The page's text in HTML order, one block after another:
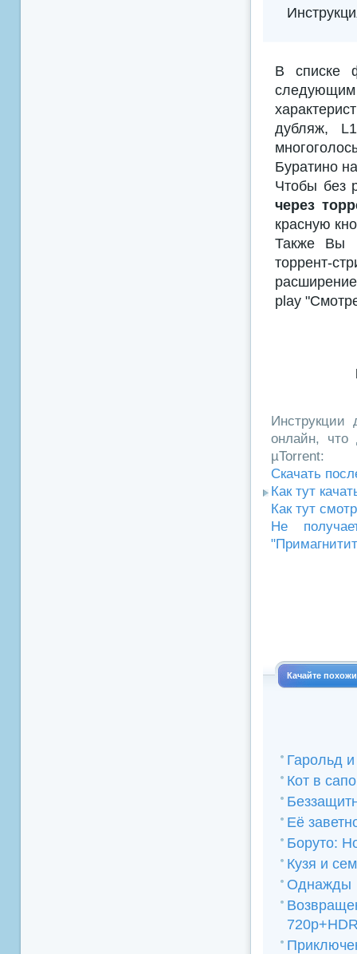
В списке
дубляж,
Буратино
Чтобы без
через
красную
Также Вы
торрент-
play
Инструкции
онлайн, что
µTorrent:
Скачать
Как тут
Как тут
Не
Качайте
Гарольд
Кот в
Её
Боруто:
Кузя и
Однажды